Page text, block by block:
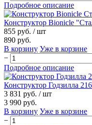
Подробное описание
Конструктор Bionicle
855 руб. / шт
890 руб.
В корзину Уже в корзине
−
Подробное описание
Конструктор Годзилла
3 831 руб. / шт
3 990 руб.
В корзину Уже в корзине
−